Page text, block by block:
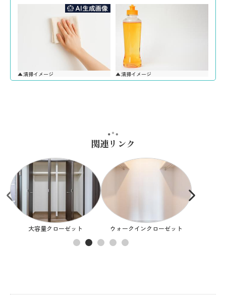
清掃イメージ 清掃イメージ
関連リンク
大容量クローゼット ウォークインクローゼット